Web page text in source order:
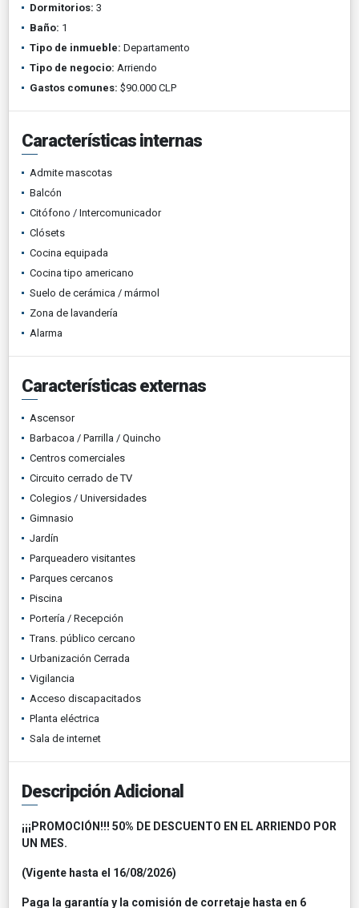
Dormitorios: 3
Baño: 1
Tipo de inmueble: Departamento
Tipo de negocio: Arriendo
Gastos comunes: $90.000 CLP
Características internas
Admite mascotas
Balcón
Citófono / Intercomunicador
Clósets
Cocina equipada
Cocina tipo americano
Suelo de cerámica / mármol
Zona de lavandería
Alarma
Características externas
Ascensor
Barbacoa / Parrilla / Quincho
Centros comerciales
Circuito cerrado de TV
Colegios / Universidades
Gimnasio
Jardín
Parqueadero visitantes
Parques cercanos
Piscina
Portería / Recepción
Trans. público cercano
Urbanización Cerrada
Vigilancia
Acceso discapacitados
Planta eléctrica
Sala de internet
Descripción Adicional
¡¡¡PROMOCIÓN!!! 50% DE DESCUENTO EN EL ARRIENDO POR
UN MES.
(Vigente hasta el 16/08/2026)
Paga la garantía y la comisión de corretaje hasta en 6